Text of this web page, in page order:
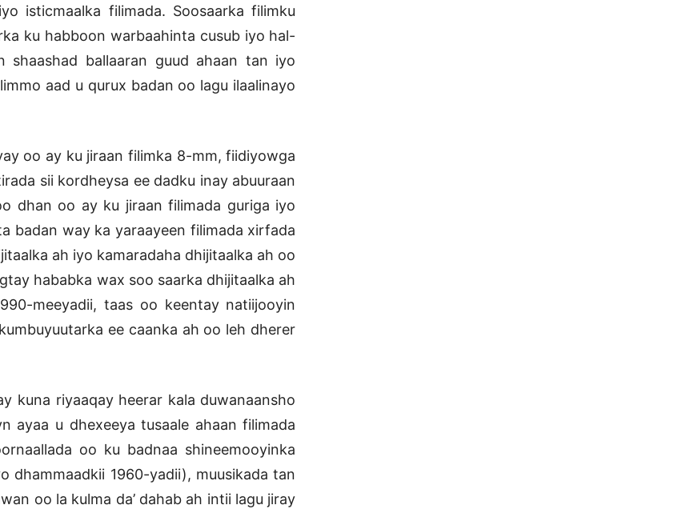
isticmaalka filimada. Soosaarka filimku
ku habboon warbaahinta cusub iyo hal-
shaashad ballaaran guud ahaan tan iyo
aad u qurux badan oo lagu ilaalinayo
oo ay ku jiraan filimka 8-mm, fiidiyowga
sii kordheysa ee dadku inay abuuraan
dhan oo ay ku jiraan filimada guriga iyo
badan way ka yaraayeen filimada xirfada
ah iyo kamaradaha dhijitaalka ah oo
hababka wax soo saarka dhijitaalka ah
meeyadii, taas oo keentay natiijooyin
ee caanka ah oo leh dherer
kuna riyaaqay heerar kala duwanaansho
ayaa u dhexeeya tusaale ahaan filimada
oo ku badnaa shineemooyinka
dhammaadkii 1960-yadii), muusikada tan
oo la kulma da’ dahab ah intii lagu jiray